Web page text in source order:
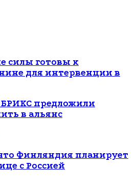
силы готовы к
для интервенции в
предложили
в альянс
Финляндия планирует
с Россией